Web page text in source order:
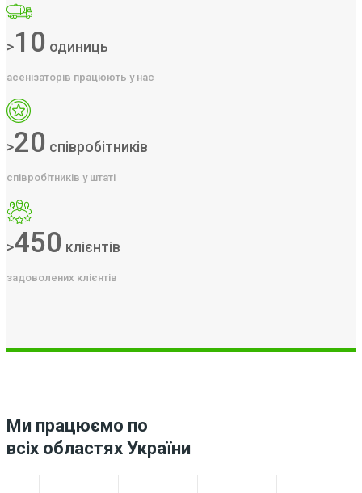
>10 одиниць
асенізаторів працюють у нас
>20 співробітників
співробітників у штаті
>450 клієнтів
задоволених клієнтів
Ми працюємо по
всіх областях України